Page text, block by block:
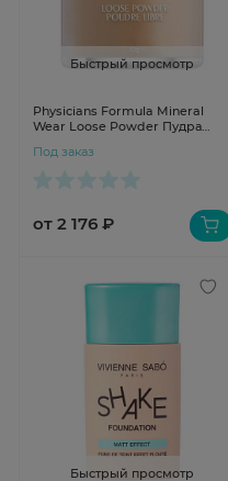
Быстрый просмотр
Physicians Formula Mineral
Wear Loose Powder Пудра
кремовый натуральный 12г
Под заказ
от 2 176 ₽
Быстрый просмотр